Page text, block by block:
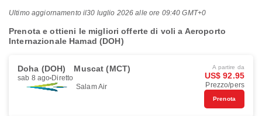
Ultimo aggiornamento il30 luglio 2026 alle ore 09:40 GMT+0
Prenota e ottieni le migliori offerte di voli a Aeroporto
Internazionale Hamad (DOH)
Doha (DOH) Muscat (MCT)
sab 8 ago Diretto
Salam Air
A partire da
US$ 92.95
Prezzo/pers
Prenota